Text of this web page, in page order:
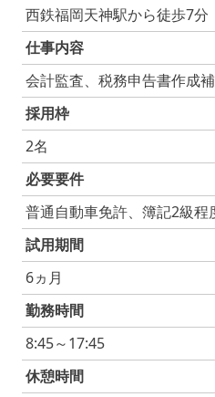
西鉄福岡天神駅から徒歩7分
仕事内容
会計監査、税務申告書作成
採用枠
2名
必要要件
普通自動車免許、簿記2級程
試用期間
6ヵ月
勤務時間
8:45～17:45
休憩時間